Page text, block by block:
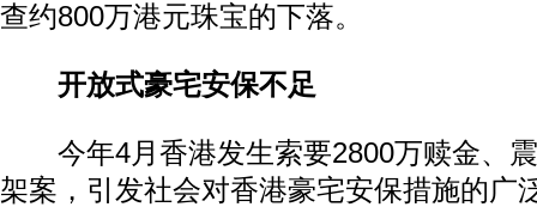
查约800万港元珠宝的下落。
开放式豪宅安保不足
今年4月香港发生索要2800万赎金、震
架案，引发社会对香港豪宅安保措施的广